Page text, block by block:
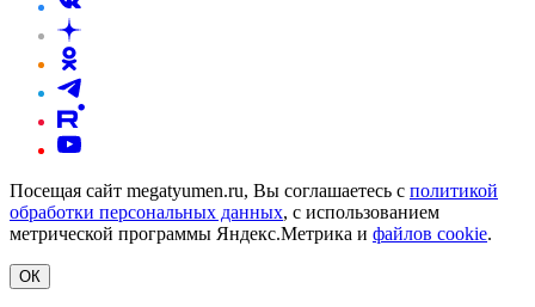
Посещая сайт megatyumen.ru, Вы соглашаетесь с политикой
обработки персональных данных, с использованием
метрической программы Яндекс.Метрика и файлов cookie.
ОК